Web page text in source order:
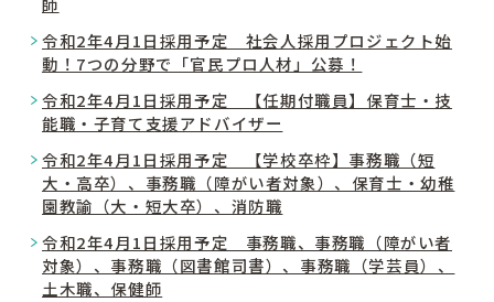
令和2年4月1日採用予定 社会人採用プロジェクト始
動！7つの分野で「官民プロ人材」公募！
令和2年4月1日採用予定 【任期付職員】保育士・技
能職・子育て支援アドバイザー
令和2年4月1日採用予定 【学校卒枠】事務職（短
大・高卒）、事務職（障がい者対象）、保育士・幼稚
園教諭（大・短大卒）、消防職
令和2年4月1日採用予定 事務職、事務職（障がい者
対象）、事務職（図書館司書）、事務職（学芸員）、
土木職、保健師